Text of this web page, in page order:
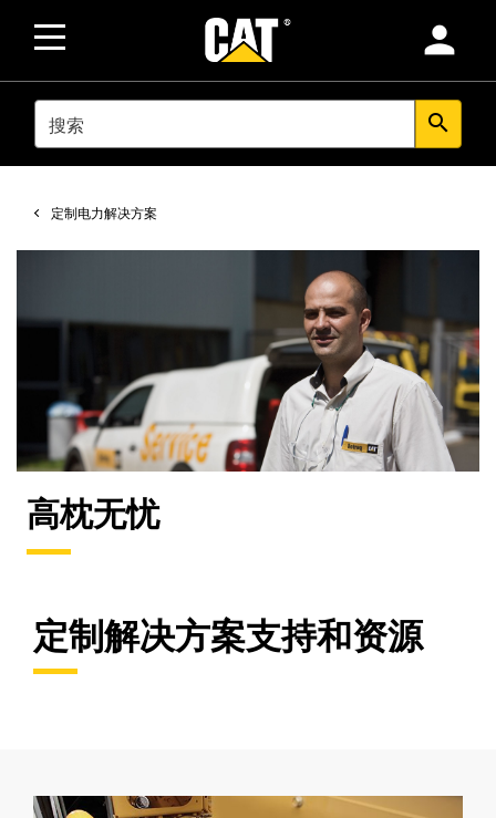
person
SEARCH search
定制电力解决方案
高枕无忧
定制解决方案支持和资源